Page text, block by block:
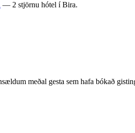
— 2 stjörnu hótel í Bira.
meðal gesta sem hafa bókað